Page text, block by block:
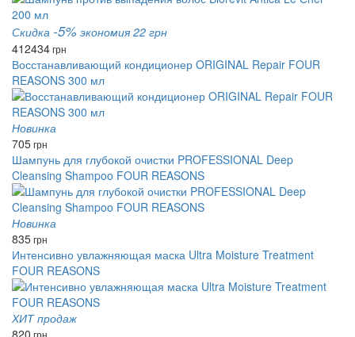
Скидка -5% экономия 22 грн
412434грн
Восстанавливающий кондиционер ORIGINAL Repair FOUR
REASONS 300 мл
Новинка
705грн
Шампунь для глубокой очистки PROFESSIONAL Deep
Cleansing Shampoo FOUR REASONS
Новинка
835грн
Интенсивно увлажняющая маска Ultra Moisture Treatment
FOUR REASONS
ХИТ продаж
820 грн